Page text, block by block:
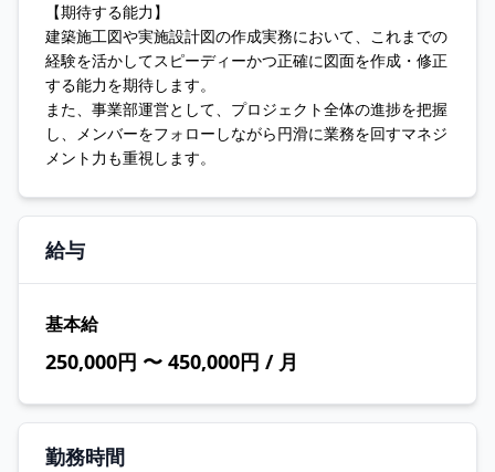
【期待する能力】
建築施工図や実施設計図の作成実務において、これまでの
経験を活かしてスピーディーかつ正確に図面を作成・修正
する能力を期待します。
また、事業部運営として、プロジェクト全体の進捗を把握
し、メンバーをフォローしながら円滑に業務を回すマネジ
メント力も重視します。
給与
基本給
250,000円 〜 450,000円 / 月
勤務時間